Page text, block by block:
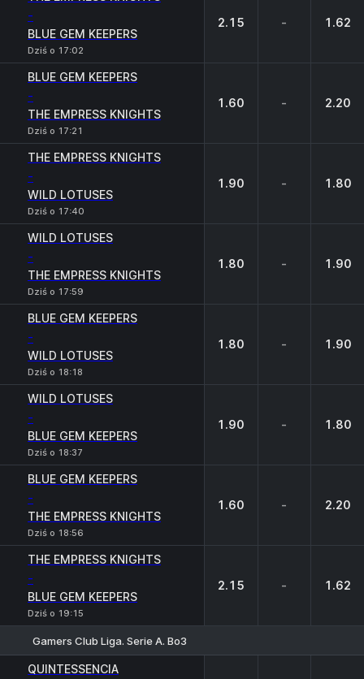
-
BLUE GEM KEEPERS
Dziś o 17:02
2.15 - 1.62
BLUE GEM KEEPERS
-
THE EMPRESS KNIGHTS
Dziś o 17:21
1.60 - 2.20
THE EMPRESS KNIGHTS
-
WILD LOTUSES
Dziś o 17:40
1.90 - 1.80
WILD LOTUSES
-
THE EMPRESS KNIGHTS
Dziś o 17:59
1.80 - 1.90
BLUE GEM KEEPERS
-
WILD LOTUSES
Dziś o 18:18
1.80 - 1.90
WILD LOTUSES
-
BLUE GEM KEEPERS
Dziś o 18:37
1.90 - 1.80
BLUE GEM KEEPERS
-
THE EMPRESS KNIGHTS
Dziś o 18:56
1.60 - 2.20
THE EMPRESS KNIGHTS
-
BLUE GEM KEEPERS
Dziś o 19:15
2.15 - 1.62
Gamers Club Liga. Serie A. Bo3
QUINTESSENCIA